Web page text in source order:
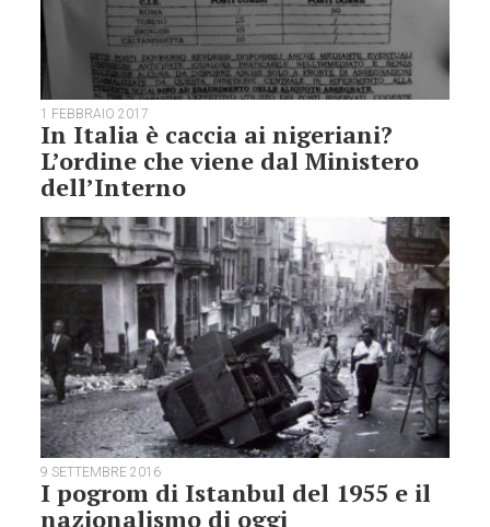
1 FEBBRAIO 2017
In Italia è caccia ai nigeriani?
L’ordine che viene dal Ministero
dell’Interno
9 SETTEMBRE 2016
I pogrom di Istanbul del 1955 e il
nazionalismo di oggi